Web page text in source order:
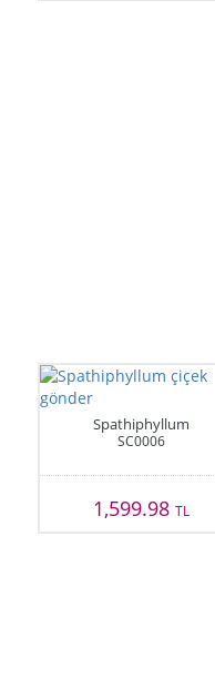
Spathiphyllum
SC0006
1,599.98TL